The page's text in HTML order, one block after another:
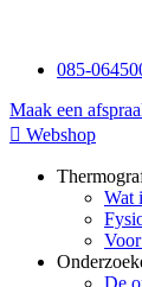
085-
Maak een
Webshop
Wat
De